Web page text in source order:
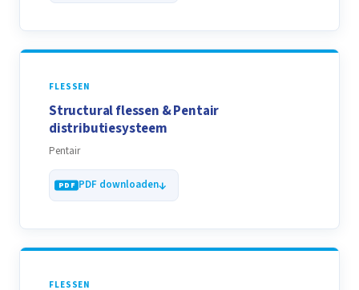
FLESSEN
Structural flessen & Pentair
distributiesysteem
Pentair
PDF downloaden
FLESSEN